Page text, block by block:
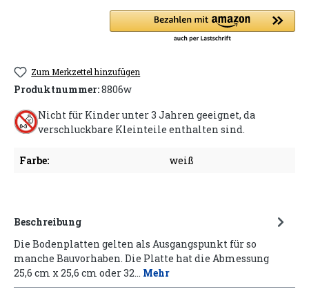
Zum Merkzettel hinzufügen
Produktnummer:8806w
Nicht für Kinder unter 3 Jahren geeignet, da
verschluckbare Kleinteile enthalten sind.
Farbe: weiß
Beschreibung
Die Bodenplatten gelten als Ausgangspunkt für so
manche Bauvorhaben. Die Platte hat die Abmessung
25,6 cm x 25,6 cm oder 32… Mehr